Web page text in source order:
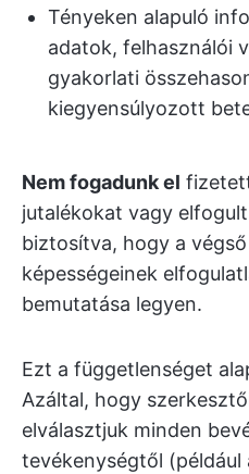
Tényeken alapuló
adatok, felhasználói
gyakorlati
kiegyensúlyozott
Nem fogadunk el
jutalékokat vagy
biztosítva, hogy a
képességeinek
bemutatása legyen.
Ezt a függetlenséget
Azáltal, hogy
elválasztjuk minden
tevékenységtől (például